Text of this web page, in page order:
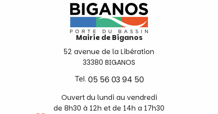
Mairie de Biganos
52 avenue de la Libération
33380 BIGANOS
Tel. 05 56 03 94 50
Ouvert du lundi au vendredi
de 8h30 à 12h et de 14h a 17h30